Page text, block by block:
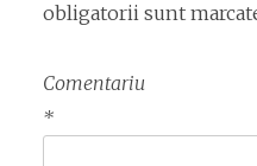
obligatorii sunt
Comentariu
*